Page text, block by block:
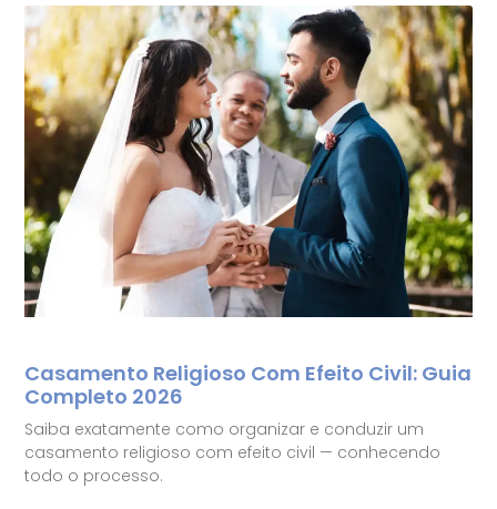
Casamento Religioso Com Efeito Civil: Guia
Completo 2026
Saiba exatamente como organizar e conduzir um
casamento religioso com efeito civil — conhecendo
todo o processo.